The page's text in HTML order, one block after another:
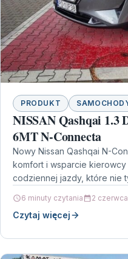
PRODUKT
NISSAN Qashqai
6MT N-Connecta
Nowy Nissan Qashqai N-
komfort i wsparcie
codziennej jazdy, które nie
6 minuty czytania 2
Czytaj więcej